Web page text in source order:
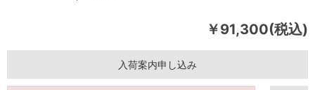
￥91,300(税込)
入荷案内申し込み